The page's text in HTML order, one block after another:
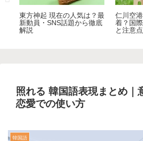
東方神起 現在の人気は？最
新動員・SNS話題から徹底
解説
仁川空
着？国
と注意
照れる 韓国語表現まとめ｜
恋愛での使い方
韓国語